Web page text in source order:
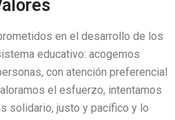
en el desarrollo de los
educativo: acogemos
con atención preferencial
el esfuerzo, intentamos
solidario, justo y pacífico y lo